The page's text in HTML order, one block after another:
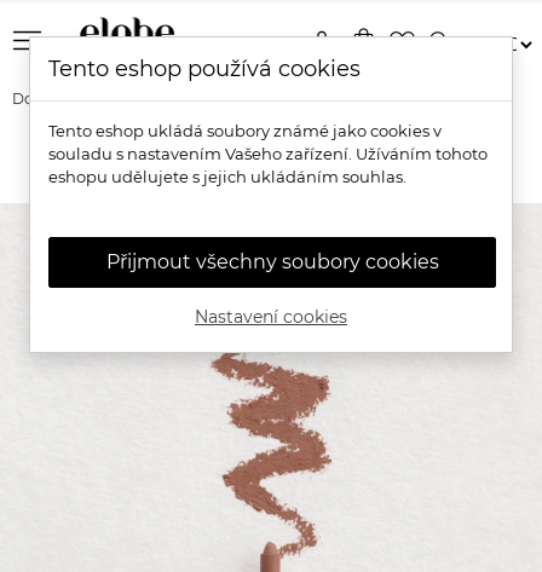
menu shopping_bagfavorite_bordersearch
person
Domů Značky Eye of Horus
Eye of Horus
Tento eshop používá cookies
Tento eshop ukládá soubory známé jako cookies v
souladu s nastavením Vašeho zařízení. Užíváním tohoto
eshopu udělujete s jejich ukládáním souhlas.
Přijmout všechny soubory cookies
Nastavení cookies